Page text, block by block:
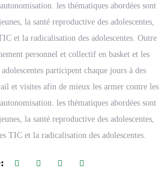
les thématiques abordées sont
la santé reproductive des adolescentes,
et la radicalisation des adolescentes. Outre
personnel et collectif en basket et les
participent chaque jours à des
et visites afin de mieux les armer contre les
les thématiques abordées sont
la santé reproductive des adolescentes,
TIC et la radicalisation des adolescentes.